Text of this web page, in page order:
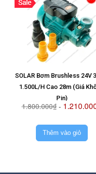
SOLAR Bơm Brushless 24V
1.500L/H Cao 28m (Giá
Pin)
1.800.000₫-
Thêm vào giỏ